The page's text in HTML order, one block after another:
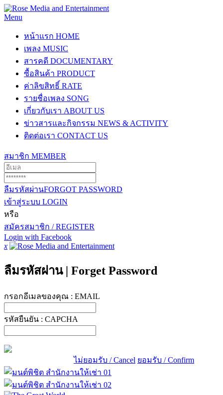
Menu
หน้าแรก HOME
เพลง MUSIC
สารคดี DOCUMENTARY
ซื้อสินค้า PRODUCT
ค่าลิขสิทธิ์ RATE
รายชื่อเพลง SONG
เกี่ยวกับเรา ABOUT US
ข่าวสารและกิจกรรม NEWS & ACTIVITY
ติดต่อเรา CONTACT US
สมาชิก MEMBER
ลืมรหัสผ่านFORGOT PASSWORD
เข้าสู่ระบบ LOGIN
หรือ
สมัครสมาชิก / REGISTER
Login with Facebook
x
ลืมรหัสผ่าน | Forget Password
กรอกอีเมลของคุณ : EMAIL
รหัสยืนยัน : CAPCHA
ไม่ยอมรับ / Cancel ยอมรับ / Confirm